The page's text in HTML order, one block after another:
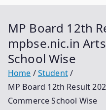
MP Board 12th
mpbse.nic.in
School Wise
Home
Student
MP Board 12th Result
Commerce School Wise